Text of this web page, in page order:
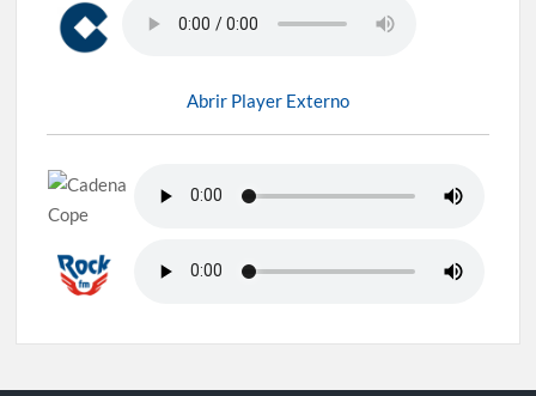
Abrir Player Externo